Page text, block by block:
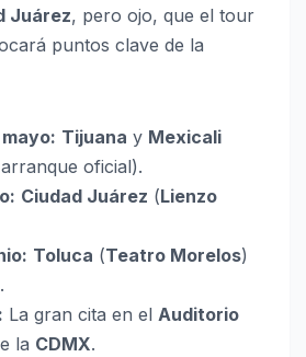
Juárez, pero ojo, que el tour
puntos clave de la
Tijuana y Mexicali
oficial).
Ciudad Juárez (Lienzo
Toluca (Teatro Morelos)
.
La gran cita en el Auditorio
la CDMX.